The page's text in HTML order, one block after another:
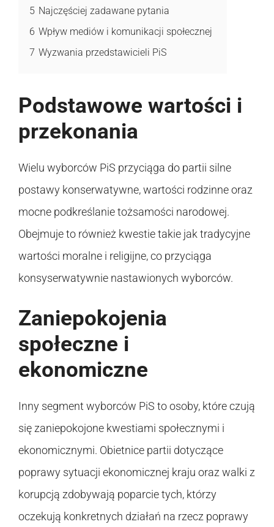
5 Najczęściej zadawane pytania
6 Wpływ mediów i komunikacji społecznej
7 Wyzwania przedstawicieli PiS
Podstawowe wartości i
przekonania
Wielu wyborców PiS przyciąga do partii silne
postawy konserwatywne, wartości rodzinne oraz
mocne podkreślanie tożsamości narodowej.
Obejmuje to również kwestie takie jak tradycyjne
wartości moralne i religijne, co przyciąga
konsyserwatywnie nastawionych wyborców.
Zaniepokojenia
społeczne i
ekonomiczne
Inny segment wyborców PiS to osoby, które czują
się zaniepokojone kwestiami społecznymi i
ekonomicznymi. Obietnice partii dotyczące
poprawy sytuacji ekonomicznej kraju oraz walki z
korupcją zdobywają poparcie tych, którzy
oczekują konkretnych działań na rzecz poprawy